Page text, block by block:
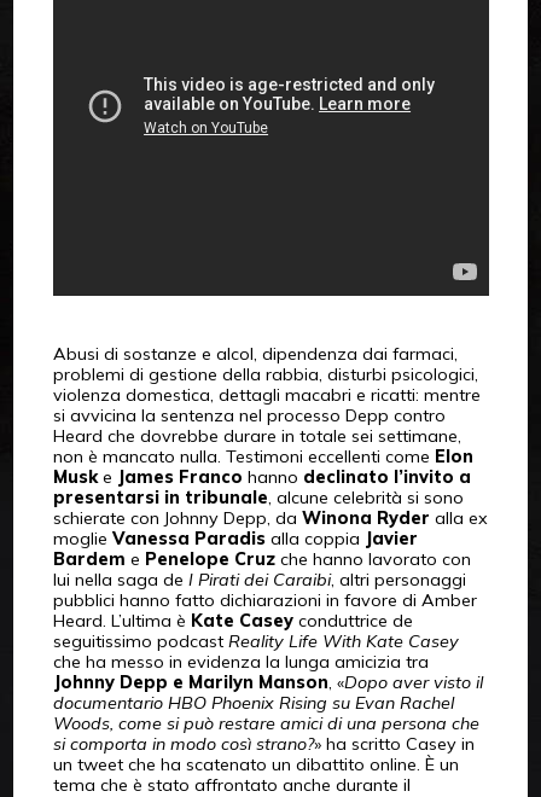
Abusi di sostanze e alcol, dipendenza dai farmaci,
problemi di gestione della rabbia, disturbi psicologici,
violenza domestica, dettagli macabri e ricatti: mentre
si avvicina la sentenza nel processo Depp contro
Heard che dovrebbe durare in totale sei settimane,
non è mancato nulla. Testimoni eccellenti come Elon
Muske James Franco hanno declinato l’invito a
presentarsi in tribunale, alcune celebrità si sono
schierate con Johnny Depp, da Winona Ryder alla ex
moglie Vanessa Paradisalla coppia
Javier
Bardem e Penelope Cruzche hanno lavorato con
lui nella saga de I Pirati dei Caraibi, altri personaggi
pubblici hanno fatto dichiarazioni in favore di Amber
Heard. L’ultima è Kate Caseyconduttrice de
seguitissimo podcast Reality Life With Kate Casey
che ha messo in evidenza la lunga amicizia tra
Johnny Depp e Marilyn Manson, «Dopo aver visto il
documentario HBO Phoenix Rising su Evan Rachel
Woods, come si può restare amici di una persona che
si comporta in modo così strano?» ha scritto Casey in
un tweet che ha scatenato un dibattito online. È un
tema che è stato affrontato anche durante il